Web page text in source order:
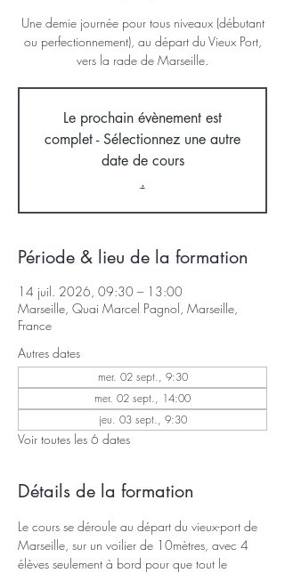
Une demie journée pour tous niveaux (débutant
ou perfectionnement), au départ du Vieux Port,
vers la rade de Marseille.
Le prochain évènement est
complet - Sélectionnez une autre
date de cours
.
Période & lieu de la formation
14 juil. 2026, 09:30 – 13:00
Marseille, Quai Marcel Pagnol, Marseille,
France
Autres dates
mer. 02 sept., 9:30
mer. 02 sept., 14:00
jeu. 03 sept., 9:30
Voir toutes les 6 dates
Détails de la formation
Le cours se déroule au départ du vieux-port de
Marseille, sur un voilier de 10mètres, avec 4
élèves seulement à bord pour que tout le